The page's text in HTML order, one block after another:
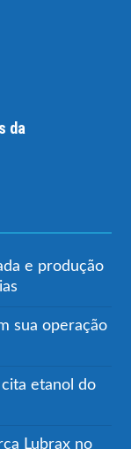
da
e produção
sua operação
etanol do
Lubrax no